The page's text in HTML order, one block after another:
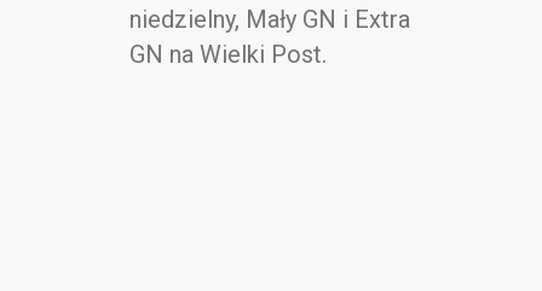
niedzielny, Mały GN i Extra
GN na Wielki Post.